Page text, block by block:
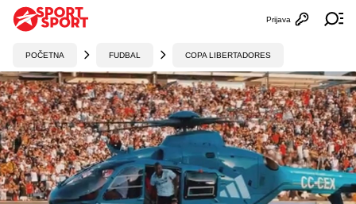
Otvori
Prijava
POČETNA FUDBAL COPA LIBERTADORES